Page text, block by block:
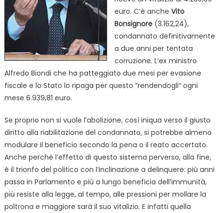
euro. C’è anche Vito
Bonsignore(3.162,24),
condannato definitivamente
a due anni per tentata
corruzione. L’ex ministro
Alfredo Biondi che ha patteggiato due mesi per evasione
fiscale e lo Stato lo ripaga per questo “rendendogli” ogni
mese 6.939,81 euro.
Se proprio non si vuole l’abolizione, così iniqua verso il giusto
diritto alla riabilitazione del condannato, si potrebbe almeno
modulare il beneficio secondo la pena o il reato accertato.
Anche perché l’effetto di questo sistema perverso, alla fine,
è il trionfo del politico con l’inclinazione a delinquere: più anni
passa in Parlamento e più a lungo beneficia dell’immunità,
più resiste alla legge, al tempo, alle pressioni per mollare la
poltrona e maggiore sarà il suo vitalizio. E infatti quella